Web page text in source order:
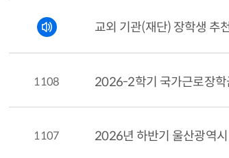
교외 기관(재단) 장학생 추
1108
1107